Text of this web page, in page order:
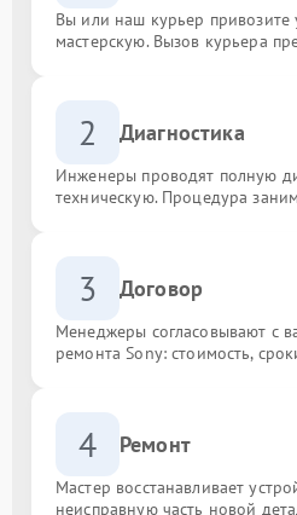
Вы или наш курьер привозите
мастерскую. Вызов курьера
2 Диагностика
Инженеры проводят полную
техническую. Процедура
3 Договор
Менеджеры согласовывают с
ремонта Sony: стоимость,
4 Ремонт
Мастер восстанавливает
неисправную часть новой